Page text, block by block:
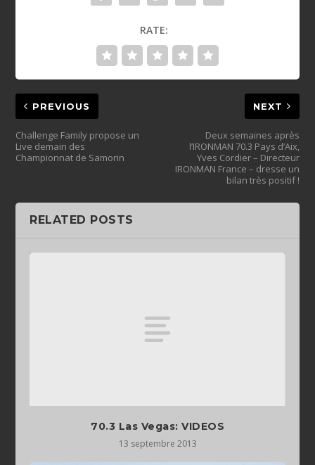
RATE:
PREVIOUS
Challenge Family propose un
Live demain des
Championnat de Samorin
NEXT
Deux semaines après
l’IRONMAN 70.3 Pays d’Aix,
Yves Cordier – Directeur
IRONMAN France – dresse un
bilan très positif !
RELATED POSTS
70.3 Las Vegas: VIDEOS
13 septembre 2013